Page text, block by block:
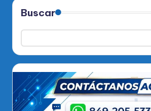
Buscar